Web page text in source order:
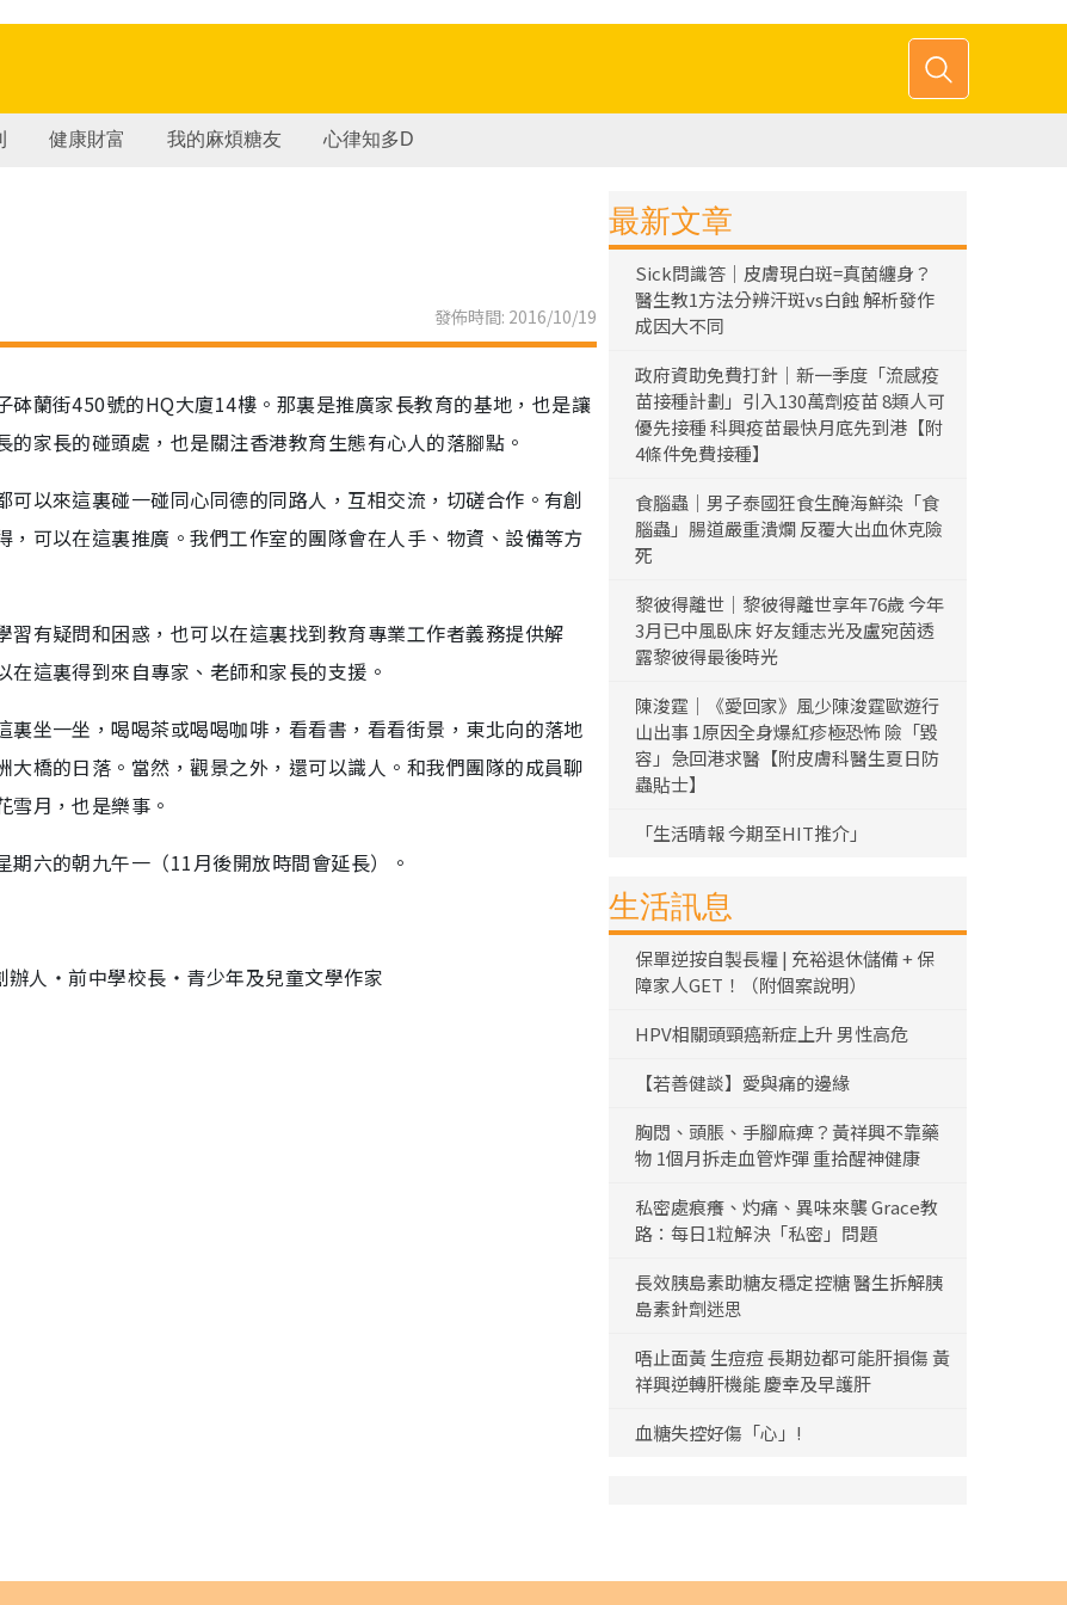
健康財富 我的麻煩糖友 心律知多D
發佈時間: 2016/10/19
蘭街450號的HQ大廈14樓。那裏是推廣家長教育的基地，也是讓
家長的碰頭處，也是關注香港教育生態有心人的落腳點。
以來這裏碰一碰同心同德的同路人，互相交流，切磋合作。有創
可以在這裏推廣。我們工作室的團隊會在人手、物資、設備等方
有疑問和困惑，也可以在這裏找到教育專業工作者義務提供解
這裏得到來自專家、老師和家長的支援。
坐一坐，喝喝茶或喝喝咖啡，看看書，看看街景，東北向的落地
橋的日落。當然，觀景之外，還可以識人。和我們團隊的成員聊
月，也是樂事。
六的朝九午一（11月後開放時間會延長）。
辦人‧前中學校長‧青少年及兒童文學作家
最新文章
Sick問識答｜皮膚現白斑=真菌纏身？
醫生教1方法分辨汗斑vs白蝕 解析發作
成因大不同
政府資助免費打針｜新一季度「流感疫
苗接種計劃」引入130萬劑疫苗 8類人可
優先接種 科興疫苗最快月底先到港【附
4條件免費接種】
食腦蟲｜男子泰國狂食生醃海鮮染「食
腦蟲」腸道嚴重潰爛 反覆大出血休克險
死
黎彼得離世｜黎彼得離世享年76歲 今年
3月已中風臥床 好友鍾志光及盧宛茵透
露黎彼得最後時光
陳浚霆｜《愛回家》風少陳浚霆歐遊行
山出事 1原因全身爆紅疹極恐怖 險「毀
容」急回港求醫【附皮膚科醫生夏日防
蟲貼士】
「生活晴報 今期至HIT推介」
生活訊息
保單逆按自製長糧 | 充裕退休儲備 + 保
障家人GET！（附個案說明）
HPV相關頭頸癌新症上升 男性高危
【若善健談】愛與痛的邊緣
胸悶、頭脹、手腳麻痺？黃祥興不靠藥
物 1個月拆走血管炸彈 重拾醒神健康
私密處痕癢、灼痛、異味來襲 Grace教
路：每日1粒解決「私密」問題
長效胰島素助糖友穩定控糖 醫生拆解胰
島素針劑迷思
唔止面黃 生痘痘 長期攰都可能肝損傷 黃
祥興逆轉肝機能 慶幸及早護肝
血糖失控好傷「心」!